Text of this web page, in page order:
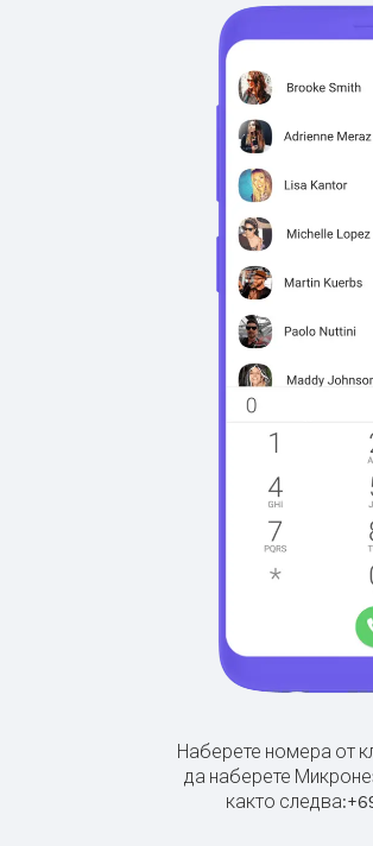
Наберете номера от
да наберете
както следва:+